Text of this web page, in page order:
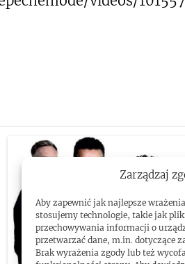
Zarządzaj
Aby zapewnić jak najlepsze
stosujemy technologie, takie jak
przechowywania informacji o
przetwarzać dane, m.in. dotyczące
Brak wyrażenia zgody lub też